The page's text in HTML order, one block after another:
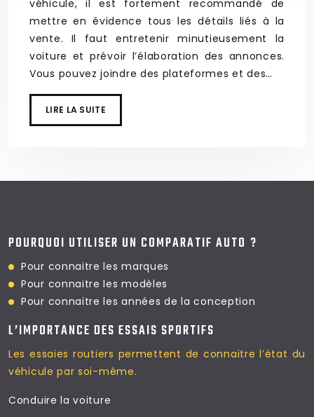
véhicule, il est fortement recommandé de
mettre en évidence tous les détails liés à la
vente. Il faut entretenir minutieusement la
voiture et prévoir l’élaboration des annonces.
Vous pouvez joindre des plateformes et des…
LIRE LA SUITE
POURQUOI UTILISER UN COMPARATIF AUTO ?
Pour connaitre les marques
Pour connaitre les modèles
Pour connaitre lesannées de la conception
L’IMPORTANCE DES ESSAIS SPORTIFS
Les essaies routiers permettent de connaitre l’état du
véhicule par soi-même.
Conduire la voiture